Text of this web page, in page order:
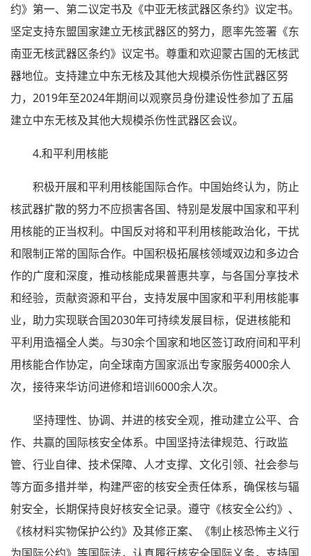
约》第一、第二议定书及《中亚无核武器区条约》议定书。
坚定支持东盟国家建立无核武器区的努力，愿率先签署《东
南亚无核武器区条约》议定书。尊重和欢迎蒙古国的无核武
器地位。支持建立中东无核及其他大规模杀伤性武器区努
力，2019年至2024年期间以观察员身份建设性参加了五届
建立中东无核及其他大规模杀伤性武器区会议。
4.和平利用核能
积极开展和平利用核能国际合作。中国始终认为，防止
核武器扩散的努力不应损害各国、特别是发展中国家和平利
用核能的正当权利。中国反对将和平利用核能政治化，干扰
和限制正常的国际合作。中国积极拓展核领域双边和多边合
作的广度和深度，推动核能成果普惠共享，与各国分享技术
和经验，贡献资源和平台，支持发展中国家和平利用核能事
业，助力实现联合国2030年可持续发展目标，促进核能和
平利用造福全人类。与30余个国家和地区签订政府间和平利
用核能合作协定，向全球南方国家派出专家服务4000余人
次，接待来华访问进修和培训6000余人次。
坚持理性、协调、并进的核安全观，推动建立公平、合
作、共赢的国际核安全体系。中国坚持法律规范、行政监
管、行业自律、技术保障、人才支撑、文化引领、社会参与
等方面多措并举，构建严密的核安全责任体系，确保核与辐
射安全，长期保持良好核安全记录。遵守《核安全公约》、
《核材料实物保护公约》及其修正案、《制止核恐怖主义行